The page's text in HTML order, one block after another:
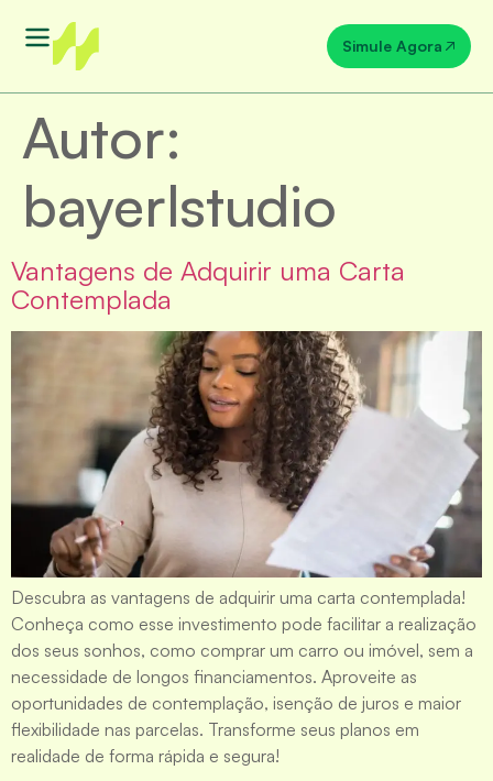
Simule Agora
Autor:
bayerlstudio
Vantagens de Adquirir uma Carta
Contemplada
Descubra as vantagens de adquirir uma carta contemplada!
Conheça como esse investimento pode facilitar a realização
dos seus sonhos, como comprar um carro ou imóvel, sem a
necessidade de longos financiamentos. Aproveite as
oportunidades de contemplação, isenção de juros e maior
flexibilidade nas parcelas. Transforme seus planos em
realidade de forma rápida e segura!